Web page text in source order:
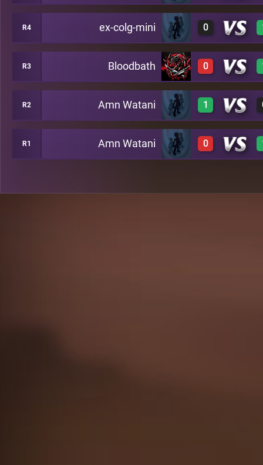
3 A5
R4 ex-colg-mini 0
-1 A35
R3 Bloodbath 0
0 A20
R2 Amn Watani 1
3 C50
R1 Amn Watani 0